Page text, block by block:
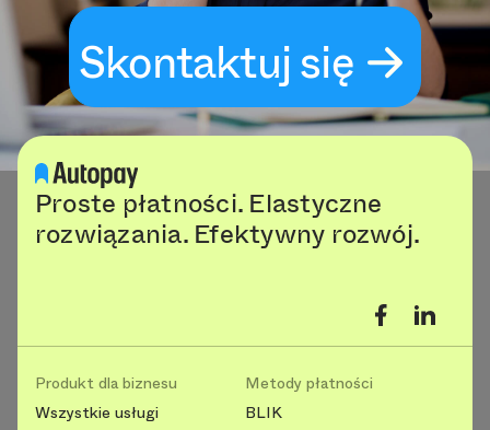
Skontaktuj się
Proste płatności. Elastyczne
rozwiązania. Efektywny rozwój.
Produkt dla biznesu
Wszystkie usługi
Metody płatności
BLIK